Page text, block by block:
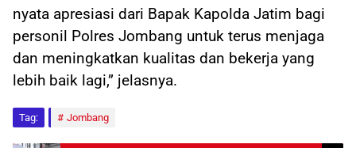
nyata apresiasi dari Bapak Kapolda Jatim bagi
personil Polres Jombang untuk terus menjaga
dan meningkatkan kualitas dan bekerja yang
lebih baik lagi,” jelasnya.
Tag: Jombang